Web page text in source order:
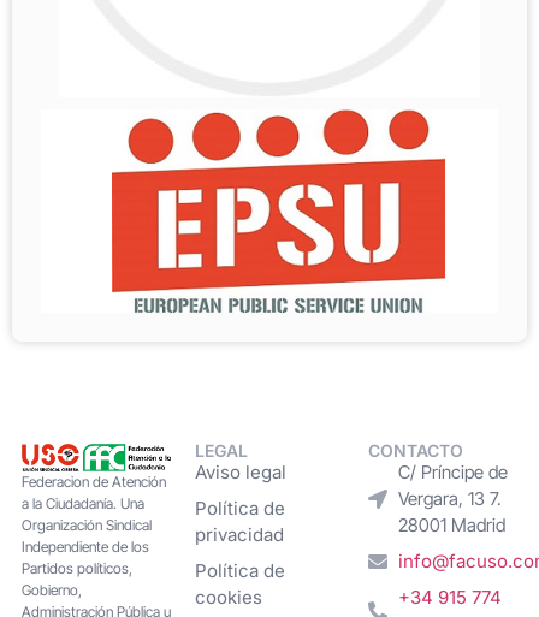
Federacion de Atención
a la Ciudadanía. Una
Organización Sindical
Independiente de los
Partidos políticos,
Gobierno,
Administración Pública u
LEGAL
Aviso legal
Política de
privacidad
Política de
cookies
CONTACTO
C/ Príncipe de
Vergara, 13 7.
28001 Madrid
+34 915 774